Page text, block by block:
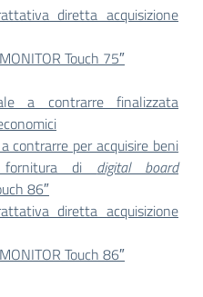
diretta acquisizione
Touch 75″
a contrarre finalizzata
contrarre per acquisire beni
di digital board
86″
diretta acquisizione
Touch 86″